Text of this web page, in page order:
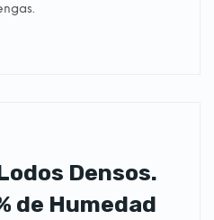
Densos.
de Humedad